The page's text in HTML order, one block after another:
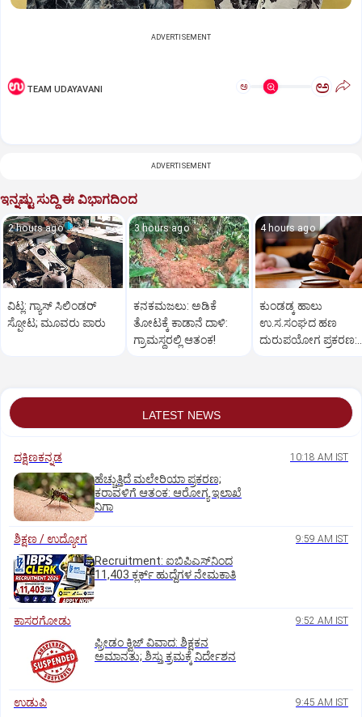
ADVERTISEMENT
TEAM UDAYAVANI ಅ ಅ
ADVERTISEMENT
ಇನ್ನಷ್ಟು ಸುದ್ದಿ ಈ ವಿಭಾಗದಿಂದ
2 hours ago
ವಿಟ್ಲ: ಗ್ಯಾಸ್‌ ಸಿಲಿಂಡರ್‌
ಸ್ಫೋಟ; ಮೂವರು ಪಾರು
3 hours ago
ಕನಕಮಜಲು: ಅಡಿಕೆ
ತೋಟಕ್ಕೆ ಕಾಡಾನೆ ದಾಳಿ:
ಗ್ರಾಮಸ್ಥರಲ್ಲಿ ಆತಂಕ!
4 hours ago
ಕುಂಡಡ್ಕ ಹಾಲು
ಉ.ಸ.ಸಂಘದ ಹಣ
ದುರುಪಯೋಗ ಪ್ರಕರಣ:
LATEST NEWS
ದಕ್ಷಿಣಕನ್ನಡ 10:18 AM IST
ಹೆಚ್ಚುತ್ತಿದೆ ಮಲೇರಿಯಾ ಪ್ರಕರಣ;
ಕರಾವಳಿಗೆ ಆತಂಕ: ಆರೋಗ್ಯ ಇಲಾಖೆ
ನಿಗಾ
ಶಿಕ್ಷಣ / ಉದ್ಯೋಗ 9:59 AM IST
Recruitment: ಐಬಿಪಿಎಸ್‌ನಿಂದ
11,403 ಕ್ಲರ್ಕ್‌ ಹುದ್ದೆಗಳ ನೇಮಕಾತಿ
ಕಾಸರಗೋಡು 9:52 AM IST
ಫ್ರೀಡಂ ಕ್ವಿಜ್‌ ವಿವಾದ: ಶಿಕ್ಷಕನ
ಅಮಾನತು; ಶಿಸ್ತು ಕ್ರಮಕ್ಕೆ ನಿರ್ದೇಶನ
ಉಡುಪಿ 9:45 AM IST